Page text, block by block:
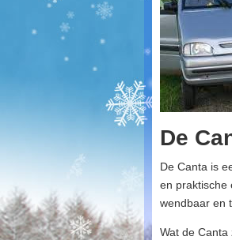
De
De Canta is
en praktische
wendbaar en
Wat de